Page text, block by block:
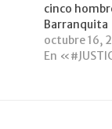
cinco
Barranquita
octubre 16,
En